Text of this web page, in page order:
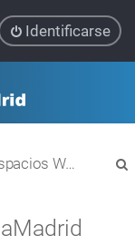
Identificarse
Espacios WEB con Liferay